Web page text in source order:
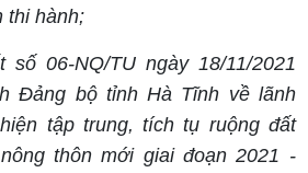
thi hành;
số 06-NQ/TU ngày 18/11/2021
Đảng bộ tỉnh Hà Tĩnh về lãnh
tập trung, tích tụ ruộng đất
thôn mới giai đoạn 2021 -